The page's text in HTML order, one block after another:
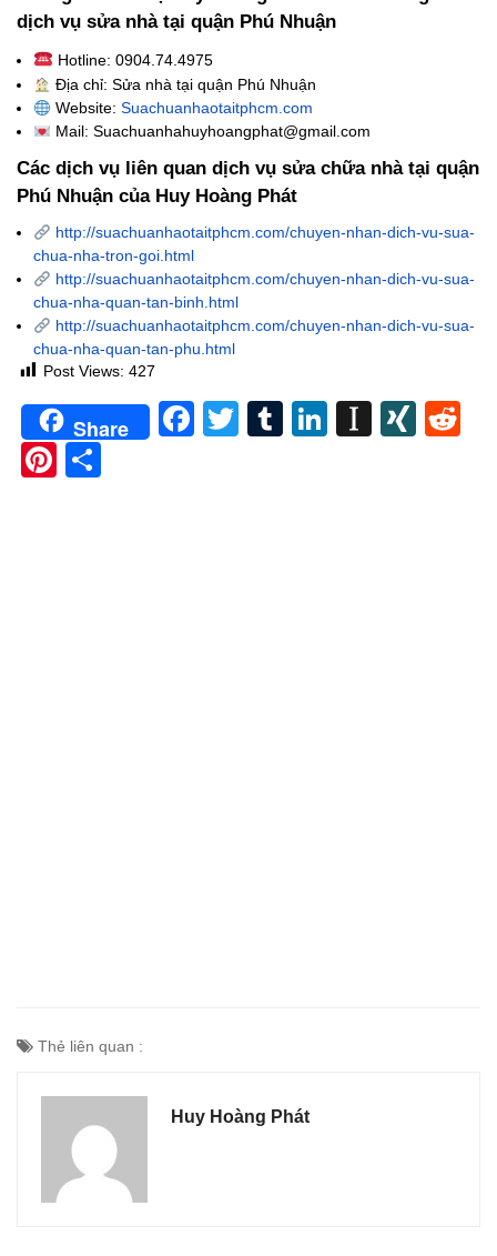
dịch vụ sửa nhà tại quận Phú Nhuận
Hotline: 0904.74.4975
Địa chỉ: Sửa nhà tại quận Phú Nhuận
Website: Suachuanhaotaitphcm.com
Mail: Suachuanhahuyhoangphat@gmail.com
Các dịch vụ liên quan dịch vụ sửa chữa nhà tại quận
Phú Nhuận của Huy Hoàng Phát
http://suachuanhaotaitphcm.com/chuyen-nhan-dich-vu-sua-
chua-nha-tron-goi.html
http://suachuanhaotaitphcm.com/chuyen-nhan-dich-vu-sua-
chua-nha-quan-tan-binh.html
http://suachuanhaotaitphcm.com/chuyen-nhan-dich-vu-sua-
chua-nha-quan-tan-phu.html
Post Views: 427
Share Facebook
TwitterTumblrLinkedIn
Pinterest
Thẻ liên quan :
Huy Hoàng Phát